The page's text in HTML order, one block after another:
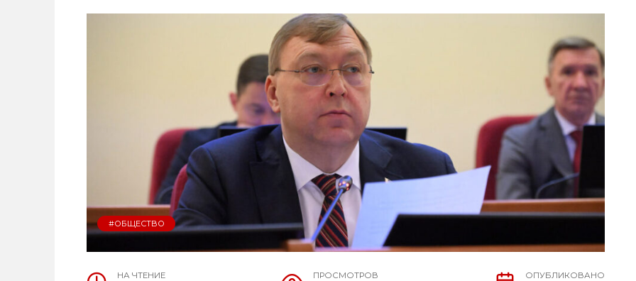
#ОБЩЕСТВО
НА ЧТЕНИЕ ПРОСМОТРОВ ОПУБЛИКОВАНО